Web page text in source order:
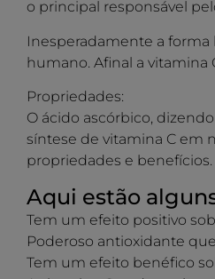
o principal responsável
Inesperadamente a
humano. Afinal a vitamina
Propriedades:
O ácido ascórbico,
síntese de vitamina C em
propriedades e benefícios.
Aqui estão
Tem um efeito positivo
Poderoso antioxidante
Tem um efeito benéfico